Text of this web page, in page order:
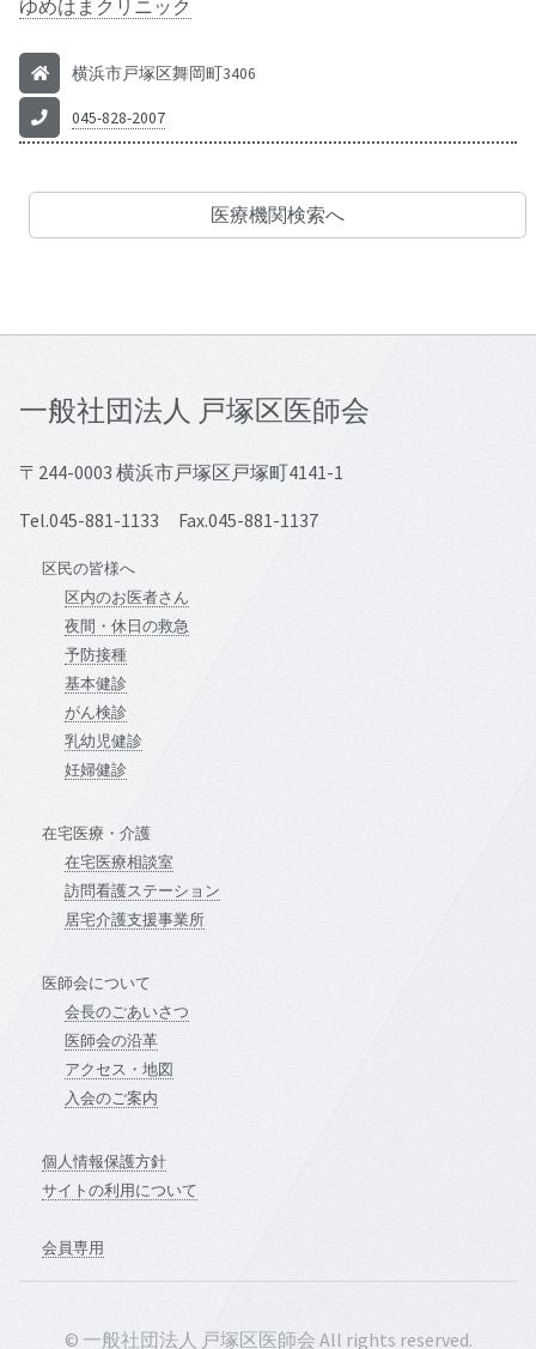
ゆめはまクリニック
横浜市戸塚区舞岡町3406
045-828-2007
医療機関検索へ
一般社団法人 戸塚区医師会
〒244-0003 横浜市戸塚区戸塚町4141-1
Tel.045-881-1133 Fax.045-881-1137
区民の皆様へ
区内のお医者さん
夜間・休日の救急
予防接種
基本健診
がん検診
乳幼児健診
妊婦健診
在宅医療・介護
在宅医療相談室
訪問看護ステーション
居宅介護支援事業所
医師会について
会長のごあいさつ
医師会の沿革
アクセス・地図
入会のご案内
個人情報保護方針
サイトの利用について
会員専用
© 一般社団法人 戸塚区医師会 All rights reserved.